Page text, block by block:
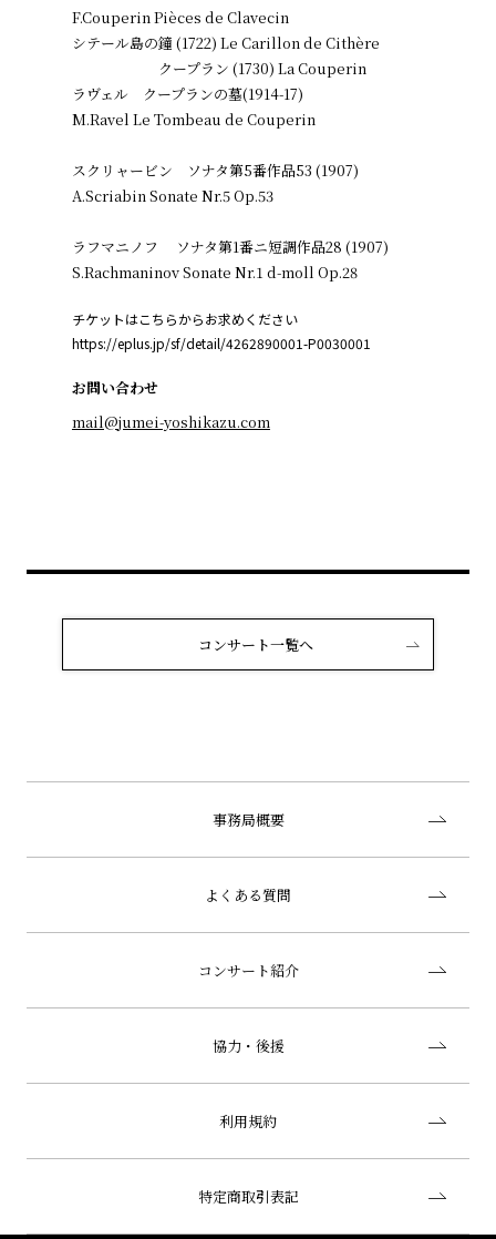
F.Couperin Pièces de Clavecin
シテール島の鐘 (1722) Le Carillon de Cithère
クープラン (1730) La Couperin
ラヴェル クープランの墓(1914-17)
M.Ravel Le Tombeau de Couperin
スクリャービン ソナタ第5番作品53 (1907)
A.Scriabin Sonate Nr.5 Op.53
ラフマニノフ ソナタ第1番ニ短調作品28 (1907)
S.Rachmaninov Sonate Nr.1 d-moll Op.28
チケットはこちらからお求めください
https://eplus.jp/sf/detail/4262890001-P0030001
お問い合わせ
mail@jumei-yoshikazu.com
コンサート一覧へ
事務局概要
よくある質問
コンサート紹介
協力・後援
利用規約
特定商取引表記